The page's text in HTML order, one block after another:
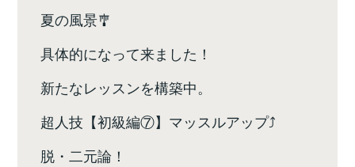
夏の風景🎐
具体的になって来ました！
新たなレッスンを構築中。
超人技【初級編⑦】マッスルアップ⤴️
脱・二元論！